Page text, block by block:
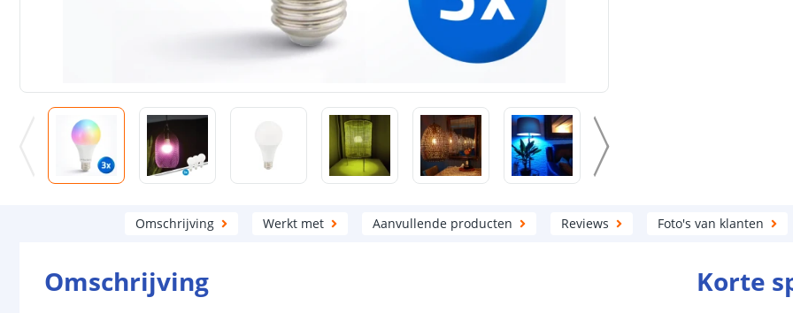
Omschrijving Werkt met Aanvullende producten Reviews Foto's van klanten
Omschrijving Korte